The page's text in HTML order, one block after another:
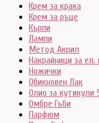
Крем за крака
Крем за ръце
Кърпи
Лампи
Метод Акрил
Накрайници за ел.
Ножички
Обикновен Лак
Олио за кутикули
Омбре Гъби
Парфюм